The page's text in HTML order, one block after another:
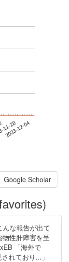
28
2023-12-04
Google Scholar
んな報告が出て
性肝障害を呈
「海外で
れており...」